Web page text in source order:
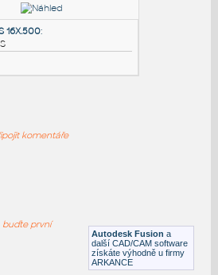
HSS 16X.375
HSS
Autodesk Fusion a
další CAD/CAM software
získáte výhodně u firmy
ARKANCE
komentáře
buďte první